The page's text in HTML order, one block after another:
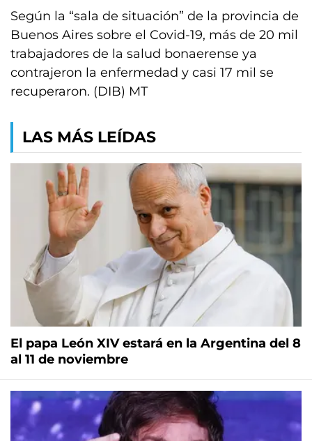
Según la “sala de situación” de la provincia de
Buenos Aires sobre el Covid-19, más de 20 mil
trabajadores de la salud bonaerense ya
contrajeron la enfermedad y casi 17 mil se
recuperaron. (DIB) MT
LAS MÁS LEÍDAS
El papa León XIV estará en la Argentina del 8
al 11 de noviembre